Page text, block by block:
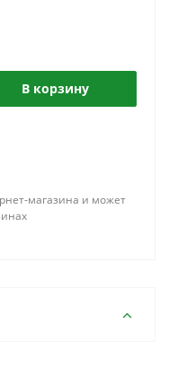
В корзину
магазина и может